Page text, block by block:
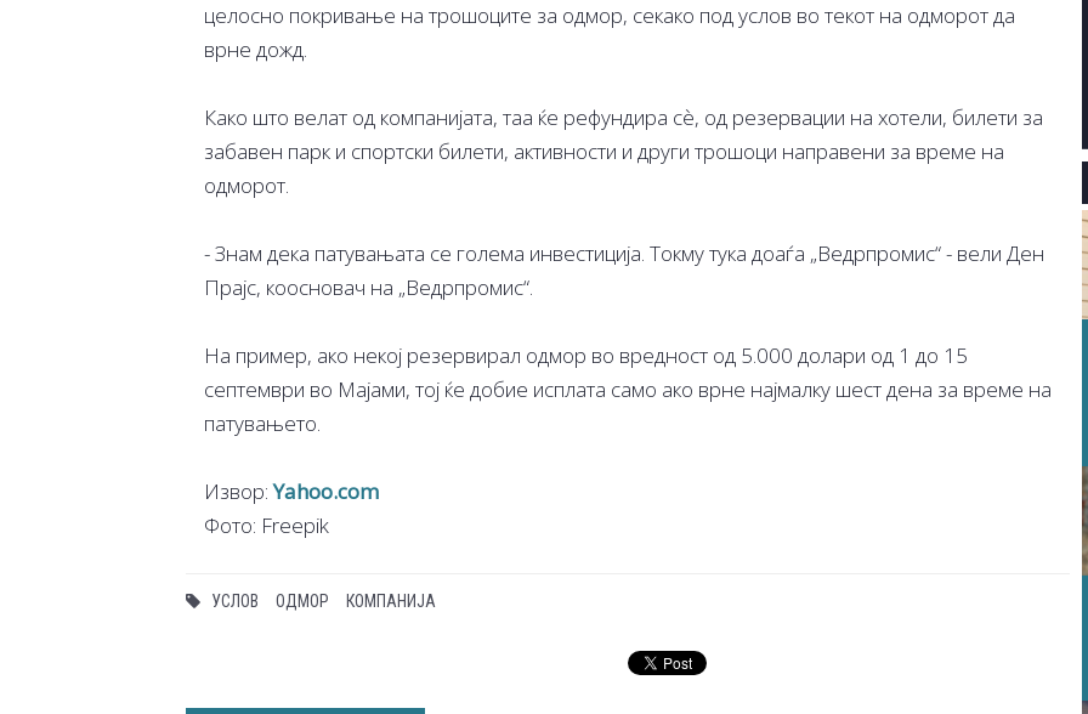
целосно покривање на трошоците за одмор, секако под услов во текот на одморот да
врне дожд.
Како што велат од компанијата, таа ќе рефундира сè, од резервации на хотели, билети за
забавен парк и спортски билети, активности и други трошоци направени за време на
одморот.
- Знам дека патувањата се голема инвестиција. Токму тука доаѓа „Ведрпромис“ - вели Ден
Прајс, коосновач на „Ведрпромис“.
На пример, ако некој резервирал одмор во вредност од 5.000 долари од 1 до 15
септември во Мајами, тој ќе добие исплата само ако врне најмалку шест дена за време на
патувањето.
Извор:Yahoo.com
Фото: Freepik
УСЛОВ ОДМОР КОМПАНИЈА